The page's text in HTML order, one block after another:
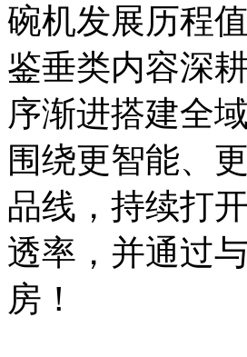
碗机发展历程
鉴垂类内容深
序渐进搭建全
围绕更智能、
品线，持续打
透率，并通过
房！